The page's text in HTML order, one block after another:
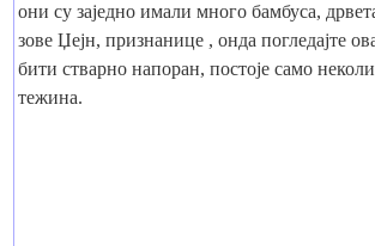
они су заједно имали много бамбуса,
зове Џејн, признанице , онда погледајте
бити стварно напоран, постоје само
тежина.